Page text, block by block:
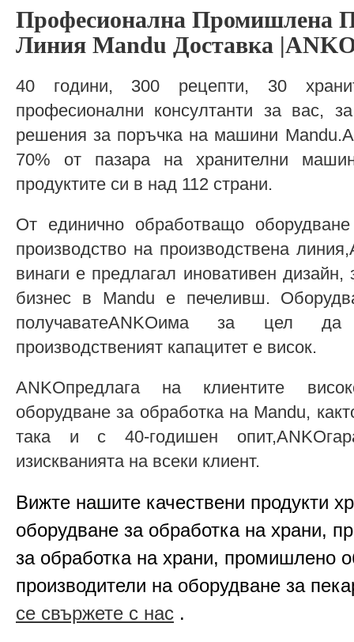
Професионална Промишлена
Линия Mandu Доставка
40 години, 300 рецепти, 30
професионални консултанти за вас,
решения за поръчка на машини
70% от пазара на хранителни
продуктите си в над 112 страни.
От единично обработващо
производство на производствена
винаги е предлагал иновативен
бизнес в Mandu е печеливш.
получаватеANKOима за цел
производственият капацитет е висок.
ANKOпредлага на клиентите
оборудване за обработка на Mandu,
така и с 40-годишен
изискванията на всеки клиент.
Вижте нашите качествени продукти
оборудване за обработка на храни,
за обработка на храни, промишлено
производители на оборудване за
се свържете с нас .